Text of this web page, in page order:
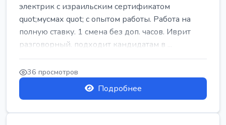
электрик с израильским сертификатом
quot;мусмах quot; с опытом работы. Работа на
полную ставку. 1 смена без доп. часов. Иврит
разговорный. подходит кандидатам в ...
36 просмотров
Подробнее